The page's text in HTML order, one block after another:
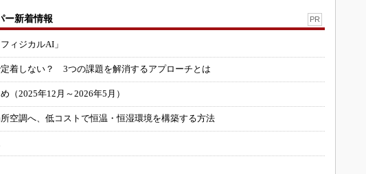
ー新着情報 PR
ィジカルAI」
着しない？ 3つの課題を解消するアプローチとは
（2025年12月～2026年5月）
空調へ、低コストで恒温・恒湿環境を構築する方法